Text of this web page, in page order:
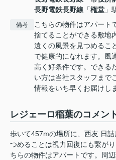
長野電鉄長野線 「権堂 」
備考
こちらの物件はアパート
捨てることができる敷地
遠くの風景を見つめるこ
で健康的になれます。風
高く好条件です。できる
い方は当社スタッフまで
情報をいち早くお届けし
レジェーロ稲葉のコメン
歩いて457mの場所に、西友 日
つめることは視力回復にも繋が
ちらの物件はアパートです。周